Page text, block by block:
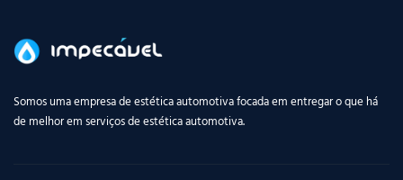
Somos uma empresa de estética automotiva focada em entregar o que há
de melhor em serviços de estética automotiva.